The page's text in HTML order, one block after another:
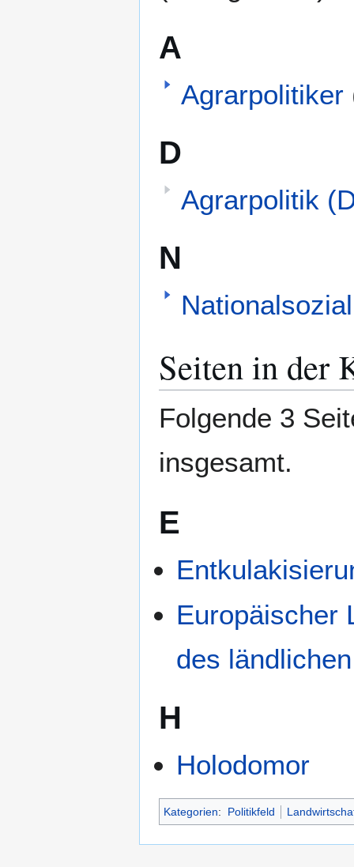
A
Agrarpolitiker
D
Agrarpolitik
N
Seiten in der
Folgende 3
insgesamt.
E
Europäischer
des
H
Holodomor
Kategorien: Politikfeld